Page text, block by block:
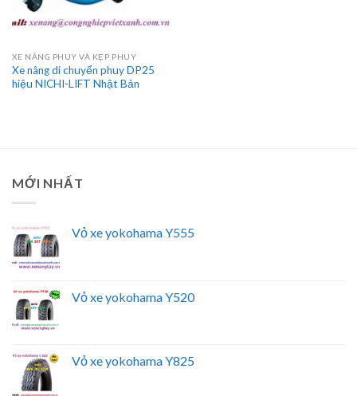
XE NÂNG PHUY VÀ KẸP PHUY
Xe nâng di chuyển phuy DP25
hiệu NICHI-LIFT Nhật Bản
MỚI NHẤT
Vỏ xe yokohama Y555
Vỏ xe yokohama Y520
Vỏ xe yokohama Y825